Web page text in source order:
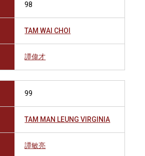
98
TAM WAI CHOI
譚偉才
99
TAM MAN LEUNG VIRGINIA
譚敏亮